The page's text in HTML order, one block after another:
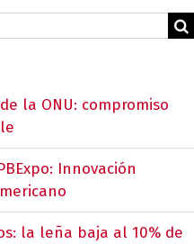
la ONU: compromiso
Innovación
la leña baja al 10% de